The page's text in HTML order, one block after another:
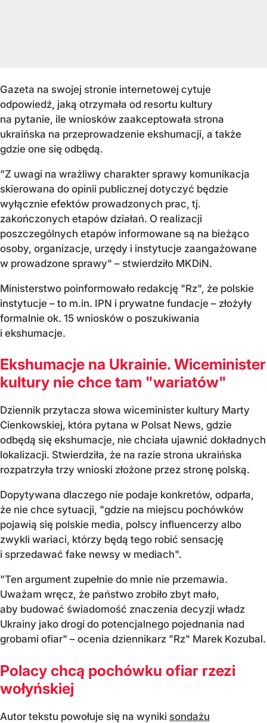
Gazeta na swojej stronie internetowej cytuje
odpowiedź, jaką otrzymała od resortu kultury
na pytanie, ile wniosków zaakceptowała strona
ukraińska na przeprowadzenie ekshumacji, a także
gdzie one się odbędą.
"Z uwagi na wrażliwy charakter sprawy komunikacja
skierowana do opinii publicznej dotyczyć będzie
wyłącznie efektów prowadzonych prac, tj.
zakończonych etapów działań. O realizacji
poszczególnych etapów informowane są na bieżąco
osoby, organizacje, urzędy i instytucje zaangażowane
w prowadzone sprawy" – stwierdziło MKDiN.
Ministerstwo poinformowało redakcję "Rz", że polskie
instytucje – to m.in. IPN i prywatne fundacje – złożyły
formalnie ok. 15 wniosków o poszukiwania
i ekshumacje.
Ekshumacje na Ukrainie. Wiceminister
kultury nie chce tam "wariatów"
Dziennik przytacza słowa wiceminister kultury Marty
Cienkowskiej, która pytana w Polsat News, gdzie
odbędą się ekshumacje, nie chciała ujawnić dokładnych
lokalizacji. Stwierdziła, że na razie strona ukraińska
rozpatrzyła trzy wnioski złożone przez stronę polską.
Dopytywana dlaczego nie podaje konkretów, odparła,
że nie chce sytuacji, "gdzie na miejscu pochówków
pojawią się polskie media, polscy influencerzy albo
zwykli wariaci, którzy będą tego robić sensację
i sprzedawać fake newsy w mediach".
"Ten argument zupełnie do mnie nie przemawia.
Uważam wręcz, że państwo zrobiło zbyt mało,
aby budować świadomość znaczenia decyzji władz
Ukrainy jako drogi do potencjalnego pojednania nad
grobami ofiar" – ocenia dziennikarz "Rz" Marek Kozubal.
Polacy chcą pochówku ofiar rzezi
wołyńskiej
Autor tekstu powołuje się na wyniki sondażu